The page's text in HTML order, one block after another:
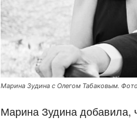
Марина Зудина с Олегом Табаковым.
Марина Зудина добавила,